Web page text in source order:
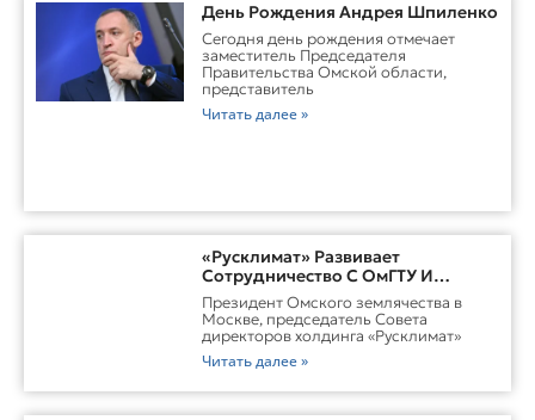
День Рождения Андрея Шпиленко
Cегодня день рождения отмечает
заместитель Председателя
Правительства Омской области,
представитель
Читать далее »
«Русклимат» Развивает
Сотрудничество С ОмГТУ И
Участвует В Обновлении
Городской Среды Омска
Президент Омского землячества в
Москве, председатель Совета
директоров холдинга «Русклимат»
Читать далее »